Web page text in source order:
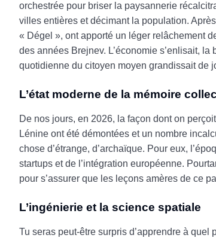
orchestrée pour briser la paysannerie
villes entières et décimant la population.
« Dégel », ont apporté un léger relâchement
des années Brejnev. L’économie s’enlisait,
quotidienne du citoyen moyen grandissait de
L’état moderne de la mémoire
De nos jours, en 2026, la façon dont on
Lénine ont été démontées et un nombre
chose d’étrange, d’archaïque. Pour eux,
startups et de l’intégration européenne.
pour s’assurer que les leçons amères de ce
L’ingénierie et la science spatiale
Tu seras peut-être surpris d’apprendre à